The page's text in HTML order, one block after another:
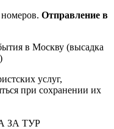
Отправление в
в Москву (высадка
услуг,
при сохранении их
ЗА ТУР